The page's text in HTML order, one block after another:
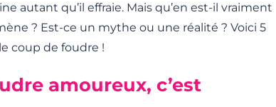
autant qu’il effraie. Mais qu’en est-il vraiment
? Est-ce un mythe ou une réalité ? Voici 5
coup de foudre !
amoureux, c’est